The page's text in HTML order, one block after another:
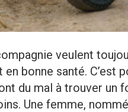
veulent
bonne santé. C’est
du mal à trouver un
Une femme,